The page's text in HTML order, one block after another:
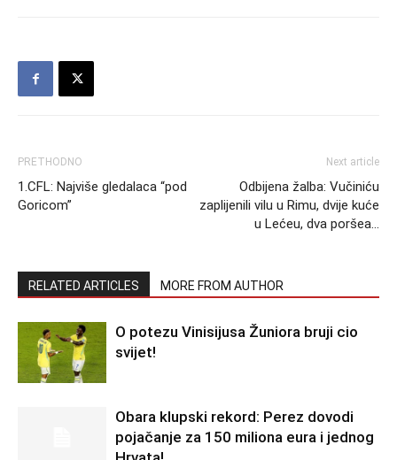
PRETHODNO
1.CFL: Najviše gledalaca “pod
Goricom”
Next article
Odbijena žalba: Vučiniću
zaplijenili vilu u Rimu, dvije kuće
u Lećeu, dva poršea…
RELATED ARTICLES MORE FROM AUTHOR
O potezu Vinisijusa Žuniora bruji cio
svijet!
Obara klupski rekord: Perez dovodi
pojačanje za 150 miliona eura i jednog